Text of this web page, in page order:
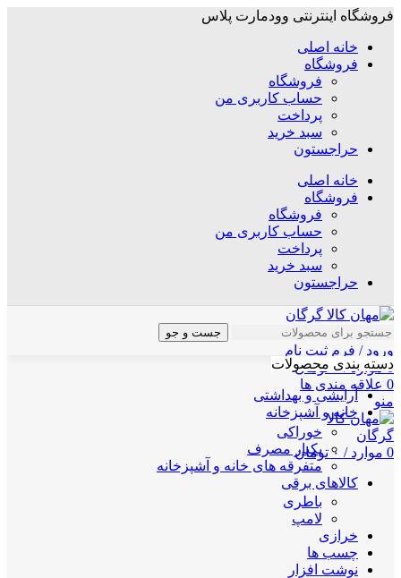
فروشگاه اینترنتی وودمارت پلاس
خانه اصلی
فروشگاه
فروشگاه
حساب کاربری من
پرداخت
سبد خرید
حراجستون
خانه اصلی
فروشگاه
فروشگاه
حساب کاربری من
پرداخت
سبد خرید
حراجستون
جست و جو
ورود / فرم ثبت نام
0 موارد / ۰ تومان
0 علاقه مندی ها
منو
0 موارد / ۰ تومان
دسته بندی محصولات
آرایشی و بهداشتی
خانه و آشپزخانه
خوراکی
یکبار مصرف
متفرقه های خانه و آشپزخانه
کالاهای برقی
باطری
لامپ
خرازی
چسب ها
نوشت افزار